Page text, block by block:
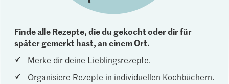
Finde alle Rezepte, die du gekocht oder dir für
später gemerkt hast, an einem Ort.
Merke dir deine Lieblingsrezepte.
Organisiere Rezepte in individuellen Kochbüchern.